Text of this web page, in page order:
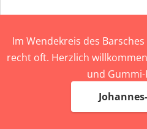
Im Wendekreis des
recht oft. Herzlich
und Gummi-